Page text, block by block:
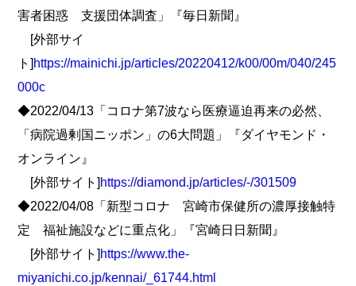
害者困惑 支援団体調査」『毎日新聞』
[外部サイ
ト] https://mainichi.jp/articles/20220412/k00/00m/040/245
000c
◆2022/04/13「コロナ第7波なら医療逼迫再来の必然、
「病院過剰国ニッポン」の6大問題」『ダイヤモンド・
オンライン』
[外部サイト] https://diamond.jp/articles/-/301509
◆2022/04/08「新型コロナ 宮崎市保健所の濃厚接触特
定 福祉施設などに重点化」『宮崎日日新聞』
[外部サイト] https://www.the-
miyanichi.co.jp/kennai/_61744.html